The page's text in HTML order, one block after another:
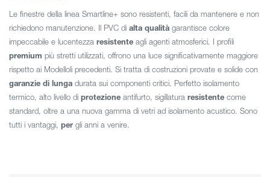
Le finestre della linea Smartline+ sono resistenti, facili da mantenere e non
richiedono manutenzione. Il PVC di alta qualità garantisce colore
impeccabile e lucentezza resistente agli agenti atmosferici. I profili
premium più stretti utilizzati, offrono una luce significativamente maggiore
rispetto ai Modelloli precedenti. Si tratta di costruzioni provate e solide con
garanzie di lunga durata sui componenti critici. Perfetto isolamento
termico, alto livello di protezione antifurto, sigillatura resistente come
standard, oltre a una nuova gamma di vetri ad isolamento acustico. Sono
tutti i vantaggi, per gli anni a venire.